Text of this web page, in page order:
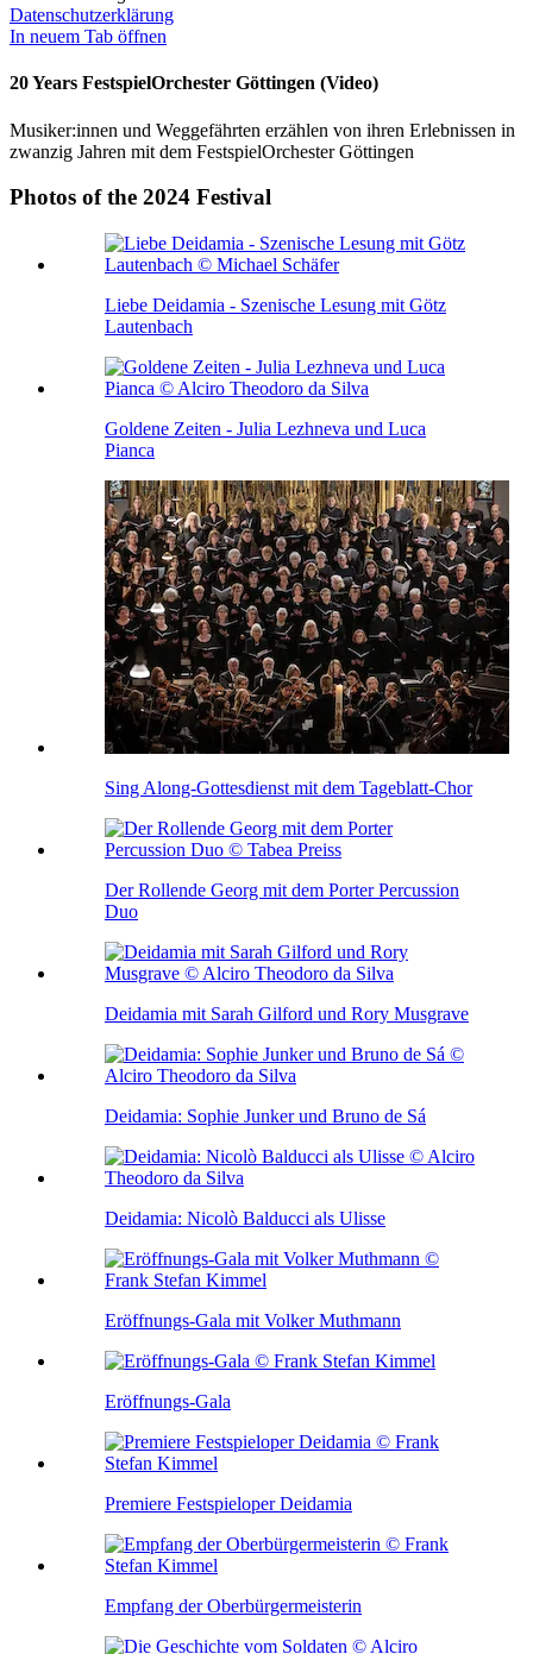
Datenschutzerklärung
In neuem Tab öffnen
20 Years FestspielOrchester Göttingen (Video)
Musiker:innen und Weggefährten erzählen von ihren Erlebnissen in
zwanzig Jahren mit dem FestspielOrchester Göttingen
Photos of the 2024 Festival
Liebe Deidamia - Szenische Lesung mit Götz
Lautenbach
Goldene Zeiten - Julia Lezhneva und Luca
Pianca
Sing Along-Gottesdienst mit dem Tageblatt-Chor
Der Rollende Georg mit dem Porter Percussion
Duo
Deidamia mit Sarah Gilford und Rory Musgrave
Deidamia: Sophie Junker und Bruno de Sá
Deidamia: Nicolò Balducci als Ulisse
Eröffnungs-Gala mit Volker Muthmann
Eröffnungs-Gala
Premiere Festspieloper Deidamia
Empfang der Oberbürgermeisterin